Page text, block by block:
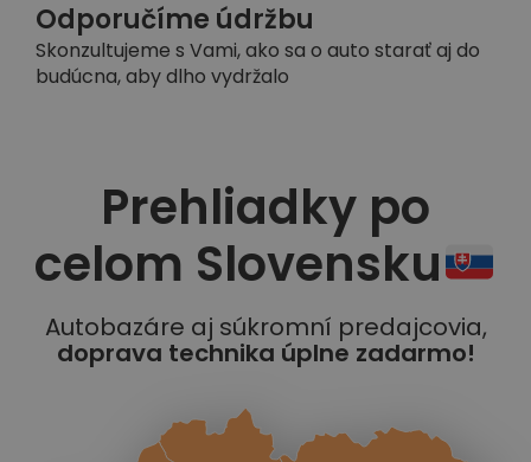
Odporučíme údržbu
Skonzultujeme s Vami, ako sa o auto starať aj do
budúcna, aby dlho vydržalo
Prehliadky po
celom Slovensku
Autobazáre aj súkromní predajcovia,
doprava technika úplne zadarmo!